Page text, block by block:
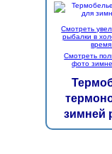
Смотреть
рыбалки в
Смотреть
фото
зимней